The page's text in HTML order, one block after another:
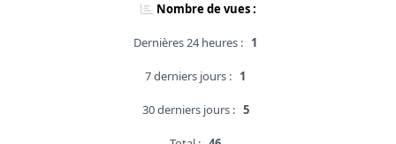
Nombre de vues :
Dernières 24 heures : 1
7 derniers jours : 1
30 derniers jours : 5